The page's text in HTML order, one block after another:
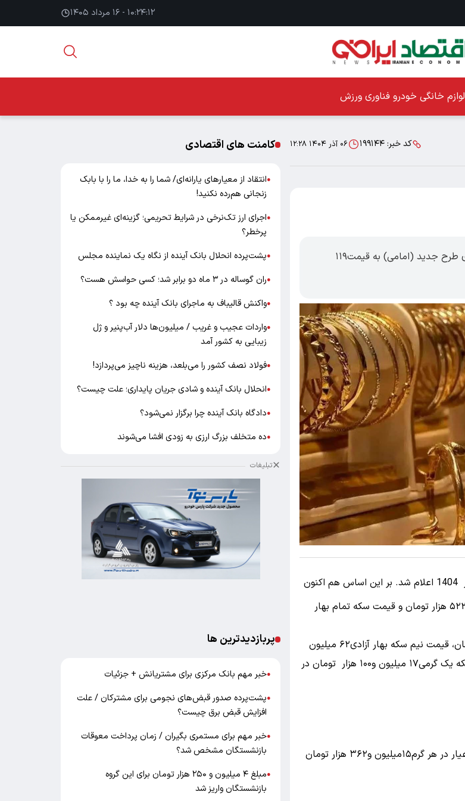
۱۰:۲۴:۱۳ - ۱۶ مرداد ۱۴۰۵
لوازم خانگی خودرو فناوری ورزش
کد خبر: ۱۹۹۱۴۴ ۰۶ آذر ۱۴۰۴ ۱۲:۲۸
اقتصاد ایرانی ؛ امروز پنجشنبه ۶ آذر 1404 سکه تمام‌ بهار آزادی طرح جدید (امامی) به قیمت۱۱۹
قیمت سکه و قیمت طلا در بازار امروز پنجشنبه ۶ آذر 1404 اعلام شد. بر این اساس هم‌ اکنون
در بازار آزاد، قیمت طلای 18عیار با افزایش قیمت هر گرم۱۱ میلیون و۵۲۲ هزار تومان و قیمت سکه تمام‌ بهار
امروز قیمت سکه تمام بهار آزادی طرح قدیم۱۱۳ میلیون۷۵۰ هزار تومان، قیمت نیم‌ سکه بهار آزادی۶۲ میلیون
تومان قیمت ربع‌ سکه بهار آزادی۳۵ میلیون و ۷۰۰ هزار تومان و سکه یک‌ گرمی۱۷ میلیون و۱۰۰ هزار تومان در
امروز قیمت هر مثقال طلا۴۱ میلیون۹۹۰ هزارتومان، قیمت طلای 24 عیار در هر گرم۱۵میلیون و۳۶۲ هزار تومان
کامنت های اقتصادی
●انتقاد از معیارهای یارانه‌ای/ شما را به خدا، ما را با بابک
زنجانی هم‌رده نکنید!
●اجرای ارز تک‌نرخی در شرایط تحریمی؛ گزینه‌ای غیرممکن یا
پرخطر؟
●پشت‌پرده انحلال بانک آینده از نگاه یک نماینده مجلس
●ران گوساله در ۳ ماه دو برابر شد؛ کسی حواسش هست؟
●واکنش قالیباف به ماجرای بانک آینده چه بود ؟
●واردات عجیب و غریب / میلیون‌ها دلار آب‌پنیر و ژل
زیبایی به کشور آمد
●فولاد نصف کشور را می‌بلعد، هزینه ناچیز می‌پردازد!
●انحلال بانک آینده و شادی جریان پایداری؛ علت چیست؟
●دادگاه بانک آینده چرا برگزار نمی‌شود؟
●ده متخلف بزرگ ارزی به زودی افشا می‌شوند
تبلیغات
پربازدیدترین ها
●خبر مهم بانک مرکزی برای مشتریانش + جزئیات
●پشت‌پرده صدور قبض‌های نجومی برای مشترکان / علت
افزایش قبض برق چیست؟
●خبر مهم برای مستمری بگیران / زمان پرداخت معوقات
بازنشستگان مشخص شد؟
●
مبلغ ۴ میلیون و ۲۵۰ هزار تومان برای این گروه
بازنشستگان واریز شد